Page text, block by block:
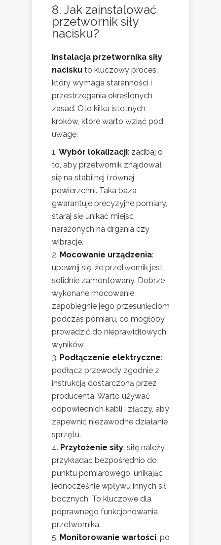
8. Jak zainstalować
przetwornik siły
nacisku?
Instalacja przetwornika siły
nacisku to kluczowy proces,
który wymaga staranności i
przestrzegania określonych
zasad. Oto kilka istotnych
kroków, które warto wziąć pod
uwagę:
Wybór lokalizacji: zadbaj o
to, aby przetwornik znajdował
się na stabilnej i równej
powierzchni. Taka baza
gwarantuje precyzyjne pomiary,
staraj się unikać miejsc
narażonych na drgania czy
wibracje.
Mocowanie urządzenia:
upewnij się, że przetwornik jest
solidnie zamontowany. Dobrze
wykonane mocowanie
zapobiegnie jego przesunięciom
podczas pomiaru, co mogłoby
prowadzić do nieprawidłowych
wyników.
Podłączenie elektryczne:
podłącz przewody zgodnie z
instrukcją dostarczoną przez
producenta. Warto używać
odpowiednich kabli i złączy, aby
zapewnić niezawodne działanie
sprzętu.
Przyłożenie siły: siłę należy
przykładać bezpośrednio do
punktu pomiarowego, unikając
jednocześnie wpływu innych sił
bocznych. To kluczowe dla
poprawnego funkcjonowania
przetwornika.
Monitorowanie wartości: po